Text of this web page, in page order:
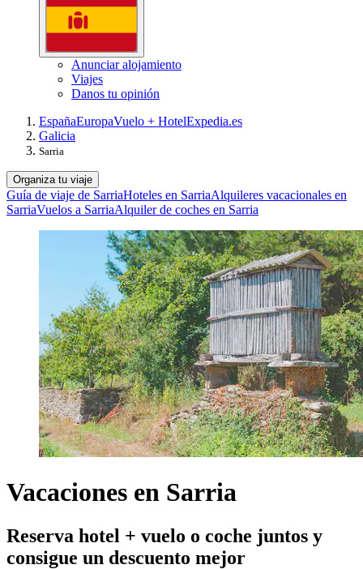
Anunciar alojamiento
Viajes
Danos tu opinión
EspañaEuropaVuelo + HotelExpedia.es
Galicia
Sarria
Organiza tu viaje
Guía de viaje de SarriaHoteles en SarriaAlquileres vacacionales en
SarriaVuelos a SarriaAlquiler de coches en Sarria
Vacaciones en Sarria
Reserva hotel + vuelo o coche juntos y
consigue un descuento mejor